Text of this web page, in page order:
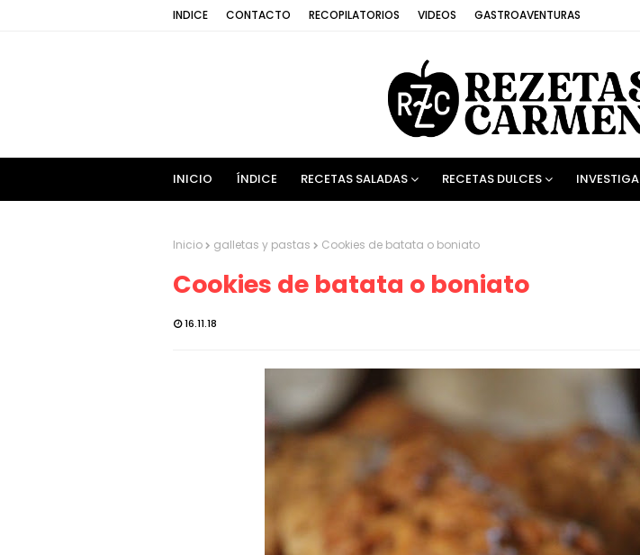
INDICE CONTACTO RECOPILATORIOS VIDEOS GASTROAVENTURAS
INICIO ÍNDICE RECETAS SALADAS RECETAS DULCES INVESTIGA
Inicio galletas y pastas Cookies de batata o boniato
Cookies de batata o boniato
16.11.18